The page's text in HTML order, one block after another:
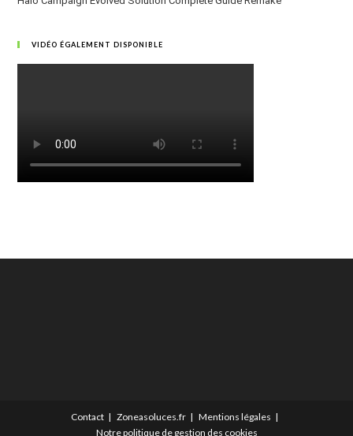
VIDÉO ÉGALEMENT DISPONIBLE
Contact Zoneasoluces.fr
Mentions légales
Notre politique de gestion des cookies